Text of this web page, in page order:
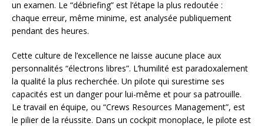
un examen. Le “débriefing” est l’étape la plus redoutée :
chaque erreur, même minime, est analysée publiquement
pendant des heures.
Cette culture de l’excellence ne laisse aucune place aux
personnalités “électrons libres”. L’humilité est paradoxalement
la qualité la plus recherchée. Un pilote qui surestime ses
capacités est un danger pour lui-même et pour sa patrouille.
Le travail en équipe, ou “Crews Resources Management”, est
le pilier de la réussite. Dans un cockpit monoplace, le pilote est